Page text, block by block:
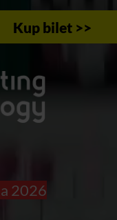
Kup bilet >>
2026